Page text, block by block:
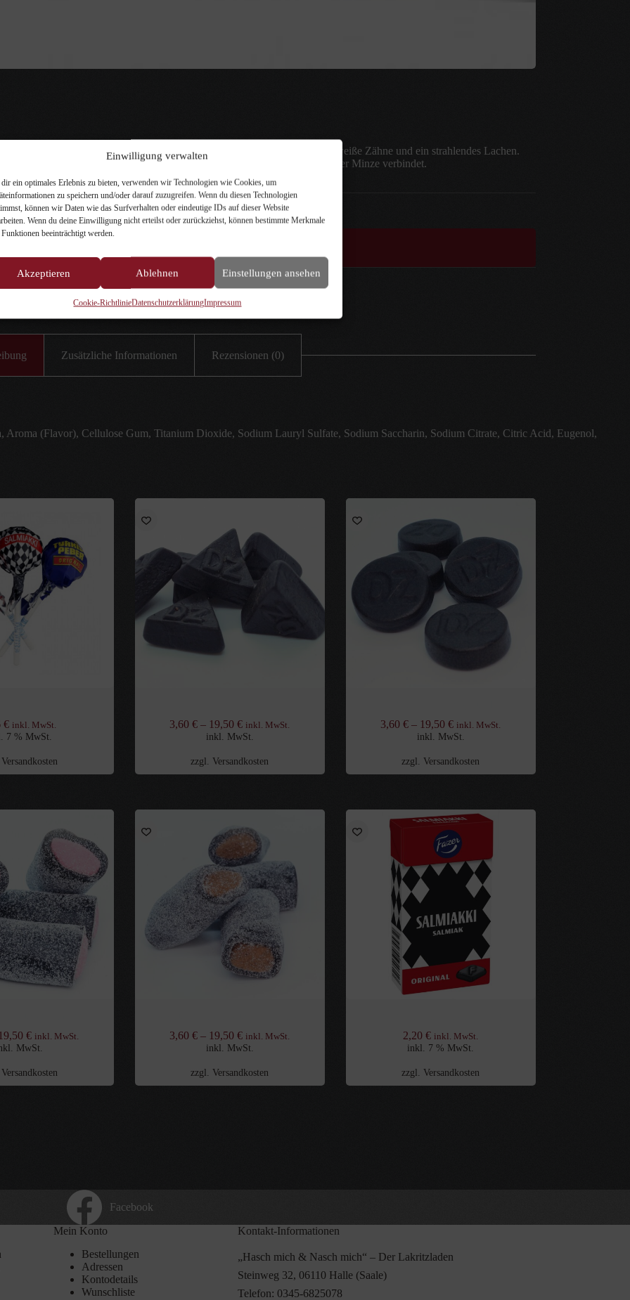
Einwilligung verwalten
ein optimales Erlebnis zu bieten, verwenden wir Technologien wie Cookies, um
zu speichern und/oder darauf zuzugreifen. Wenn du diesen Technologien
können wir Daten wie das Surfverhalten oder eindeutige IDs auf dieser Website
Wenn du deine Einwilligung nicht erteilst oder zurückziehst, können bestimmte Merkmale
beeinträchtigt werden.
Akzeptieren Ablehnen Einstellungen ansehen
Cookie-RichtlinieDatenschutzerklärungImpressum
intensives Geschmackserlebnis und hilft, Zahnbelag zu entfernen, für weiße Zähne und ein strahlendes Lachen.
einstand ein verführerisches Aroma, bei dem sich Lakritz mit frischer Minze verbindet.
Zusätzliche Informationen Rezensionen (0)
(Flavor), Cellulose Gum, Titanium Dioxide, Sodium Lauryl Sulfate, Sodium Saccharin, Sodium Citrate, Citric Acid, Eugenol,
€ inkl. MwSt.
7 % MwSt.
Versandkosten
3,60€ – 19,50€ inkl. MwSt.
inkl. MwSt.
zzgl. Versandkosten
3,60€ – 19,50€ inkl. MwSt.
inkl. MwSt.
zzgl. Versandkosten
19,50€ inkl. MwSt.
MwSt.
Versandkosten
3,60€ – 19,50€ inkl. MwSt.
inkl. MwSt.
zzgl. Versandkosten
2,20€ inkl. MwSt.
inkl. 7 % MwSt.
zzgl. Versandkosten
Facebook
Mein Konto
Bestellungen
Adressen
Kontodetails
Wunschliste
Kontakt-Informationen
„Hasch mich & Nasch mich“ – Der Lakritzladen
Steinweg 32, 06110 Halle (Saale)
Telefon: 0345-6825078